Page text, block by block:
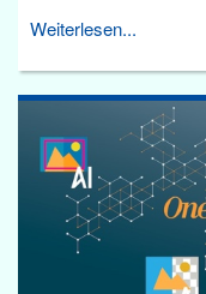
Weiterlesen...